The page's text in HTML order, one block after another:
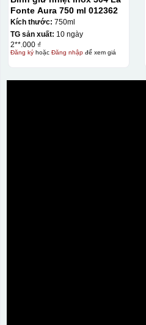
Fonte Aura 750 ml 012362
Kích thước: 750ml
TG sản xuất: 10 ngày
2**.000 ₫
Đăng kýhoặc Đăng nhậpđể xem giá